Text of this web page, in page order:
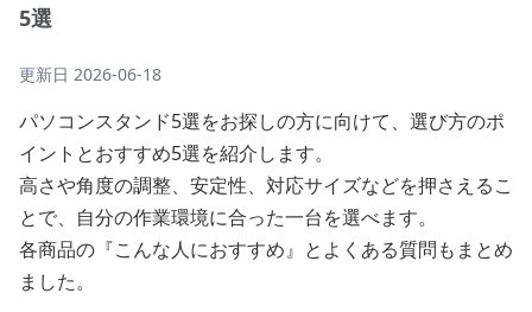
5選
更新日 2026-06-18
パソコンスタンド5選をお探しの方に向けて、選び方のポ
イントとおすすめ5選を紹介します。
高さや角度の調整、安定性、対応サイズなどを押さえるこ
とで、自分の作業環境に合った一台を選べます。
各商品の『こんな人におすすめ』とよくある質問もまとめ
ました。